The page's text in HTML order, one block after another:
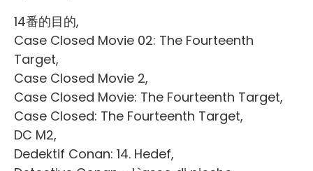
14番的目的,
Case Closed Movie 02: The Fourteenth
Target,
Case Closed Movie 2,
Case Closed Movie: The Fourteenth Target,
Case Closed: The Fourteenth Target,
DC M2,
Dedektif Conan: 14. Hedef,